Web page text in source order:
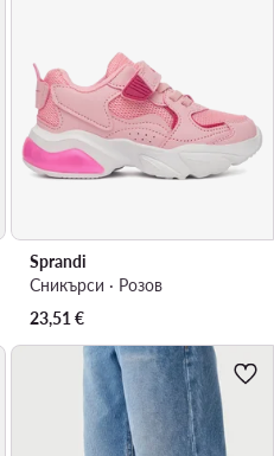
Sprandi
Сникърси · Розов
23,51 €